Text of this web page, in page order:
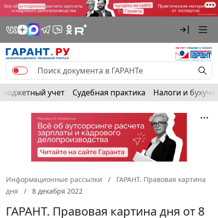
Бюджетный учет Судебная практика Налоги и
Информационные рассылки
ГАРАНТ. Правовая картина
дня
8 декабря 2022
ГАРАНТ. Правовая картина дня от 8